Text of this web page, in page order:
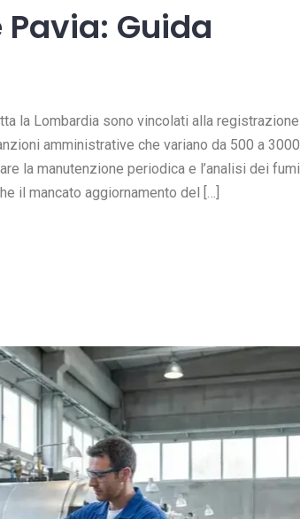
Guida
la Lombardia sono vincolati alla registrazione
amministrative che variano da 500 a 3000
la manutenzione periodica e l’analisi dei fumi
il mancato aggiornamento del […]